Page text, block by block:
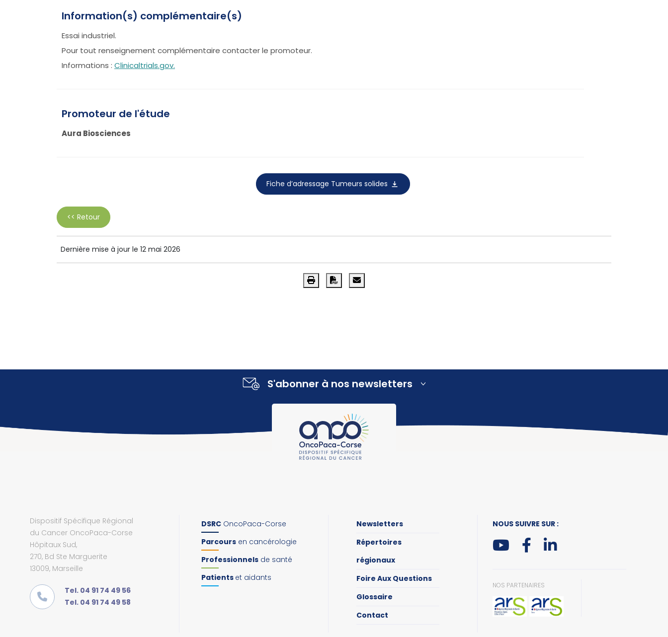
Information(s) complémentaire(s)
Essai industriel.
Pour tout renseignement complémentaire contacter le promoteur.
Informations : Clinicaltrials.gov.
Promoteur de l'étude
Aura Biosciences
Fiche d’adressage Tumeurs solides
<< Retour
Dernière mise à jour le 12 mai 2026
S'abonner à nos newsletters
Dispositif Spécifique Régional
du Cancer OncoPaca-Corse
Hôpitaux Sud,
270, Bd Ste Marguerite
13009, Marseille
Tel. 04 91 74 49 56
Tel. 04 91 74 49 58
DSRC OncoPaca-Corse
Parcours en cancérologie
Professionnels de santé
Patients et aidants
Newsletters
Répertoires
régionaux
Foire Aux Questions
Glossaire
Contact
NOUS SUIVRE SUR :
NOS PARTENAIRES